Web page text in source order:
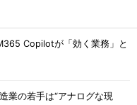
Copilotが「効く業務」と
業の若手は“アナログな現